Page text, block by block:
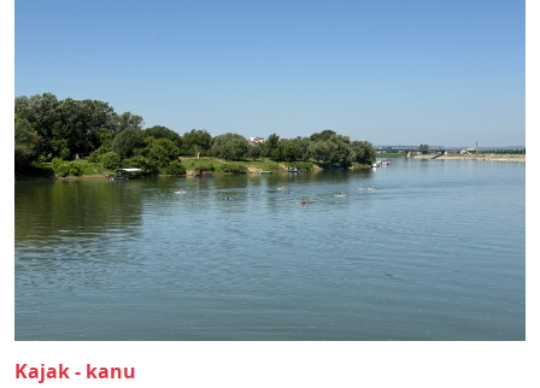
Kajak - kanu